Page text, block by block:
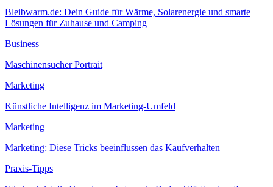
Bleibwarm.de: Dein Guide für Wärme, Solarenergie und smarte
Lösungen für Zuhause und Camping
Business
Maschinensucher Portrait
Marketing
Künstliche Intelligenz im Marketing-Umfeld
Marketing
Marketing: Diese Tricks beeinflussen das Kaufverhalten
Praxis-Tipps